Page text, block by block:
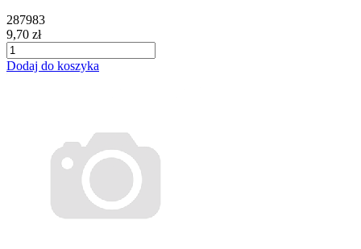
287983
9,70 zł
Dodaj do koszyka